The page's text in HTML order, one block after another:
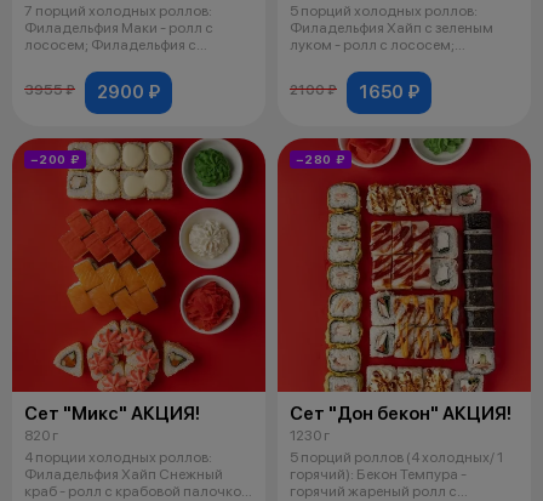
7 порций холодных роллов:
Филадельфия Маки - ролл с
лососем; Филадельфия с
3955 ₽
2900 ₽
5 порций холодных роллов:
Филадельфия Хайп с зеленым
луком - ролл с лососем;
2100 ₽
1650 ₽
−200 ₽
Сет "Микс" АКЦИЯ!
820 г
4 порции холодных роллов:
Филадельфия Хайп Снежный
краб - ролл с крабовой палочкой;
−280 ₽
Сет "Дон бекон" АКЦИЯ!
1230 г
5 порций роллов (4 холодных/ 1
горячий): Бекон Темпура -
горячий жареный ролл с